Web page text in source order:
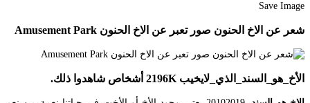
Save Image
شعر عن الاخ الحنون صور تعبر عن الاخ الحنون Amusement Park
الأخ_هو_السند_الذي_لايخيب 2196K أشخاص شاهدوا ذلك.